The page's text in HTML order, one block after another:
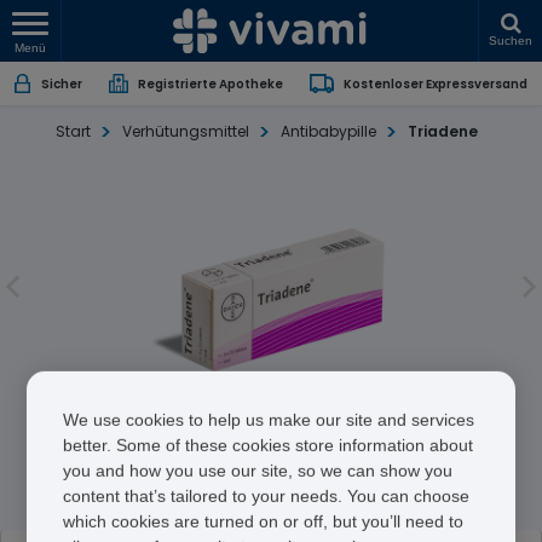
Menü
Suchen
Sicher Registrierte Apotheke Kostenloser Expressversand
Start Verhütungsmittel Antibabypille Triadene
Triadene
Ethinylestradiol/Gestodene
We use cookies to help us make our site and services
better. Some of these cookies store information about
you and how you use our site, so we can show you
content that’s tailored to your needs. You can choose
which cookies are turned on or off, but you’ll need to